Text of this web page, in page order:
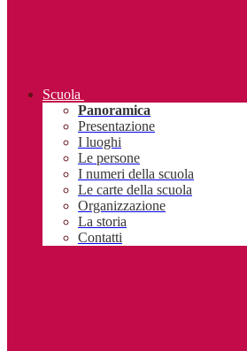
Scuola
Panoramica
Presentazione
I luoghi
Le persone
I numeri della scuola
Le carte della scuola
Organizzazione
La storia
Contatti